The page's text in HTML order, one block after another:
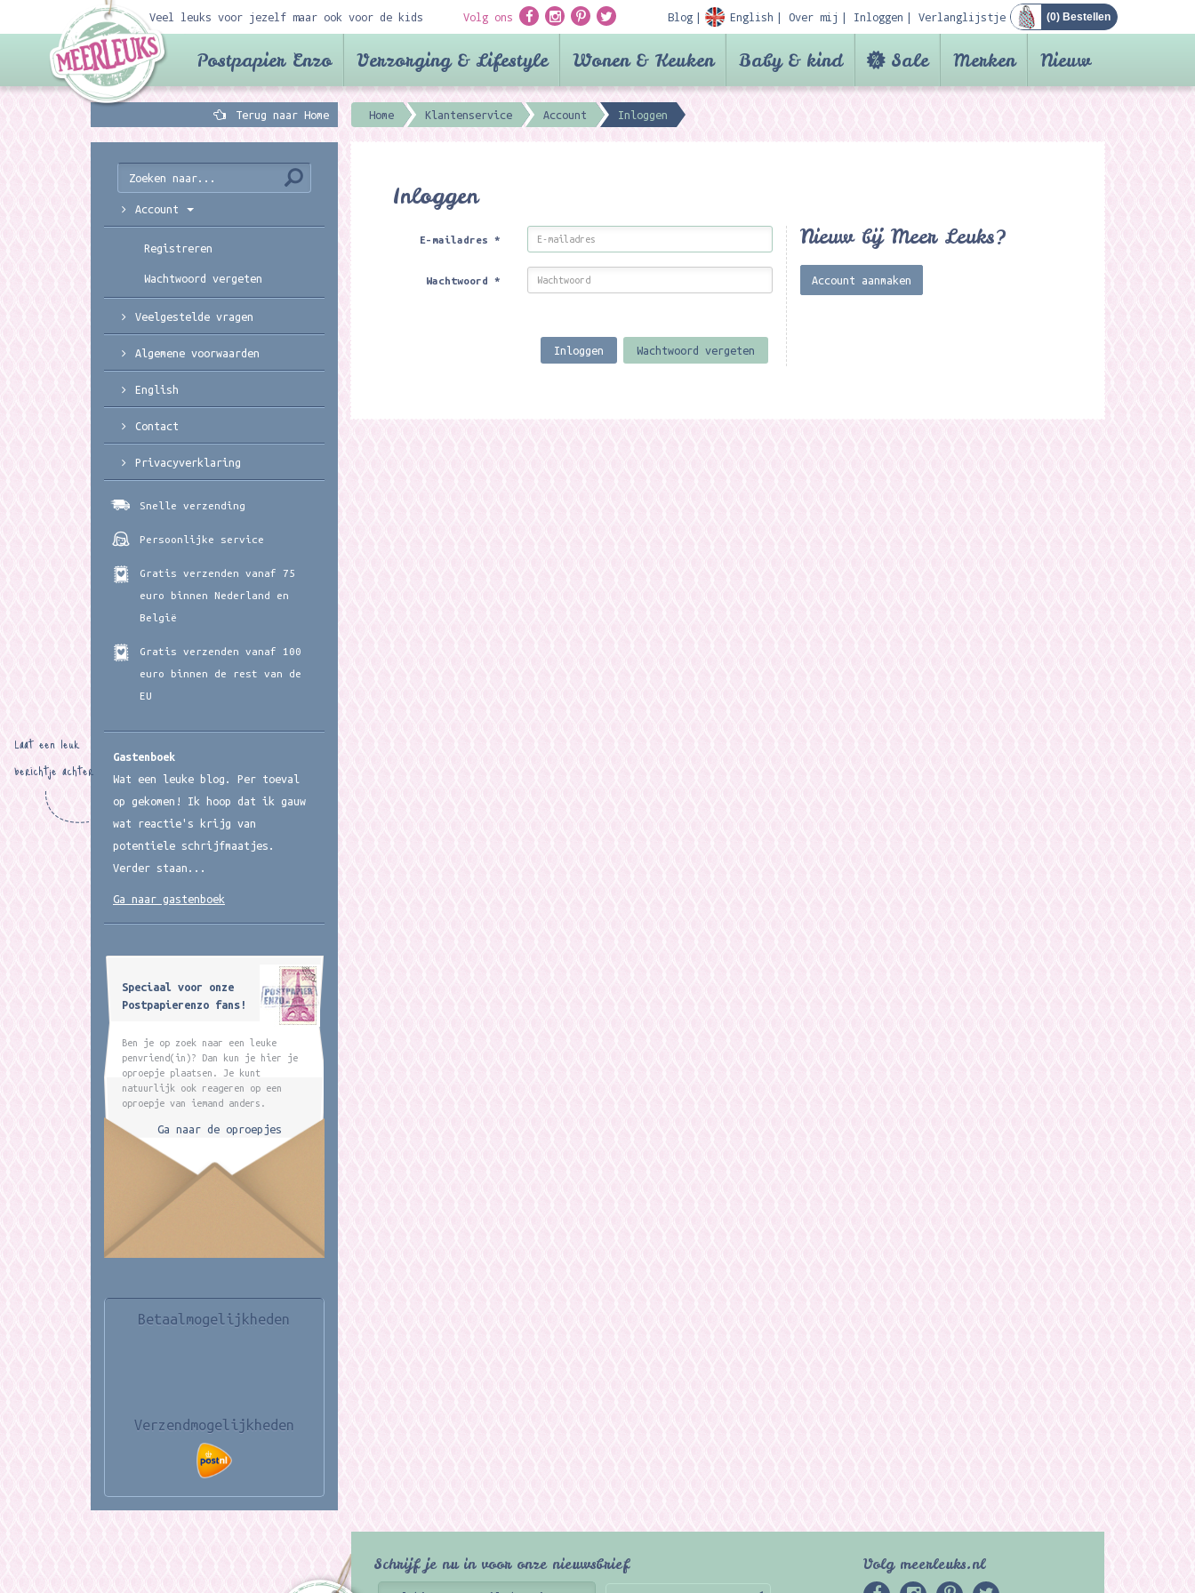
Veel leuks voor jezelf maar ook voor de kids Volg ons Blog English Over mij Inloggen Verlanglijstje (0) Bestellen
Postpapier Enzo Verzorging & Lifestyle Wonen & Keuken Baby & kind Sale Merken Nieuw
Terug naar Home Home Klantenservice Account Inloggen
Inloggen
E-mailadres*
Wachtwoord*
Inloggen Wachtwoord vergeten
Nieuw bij Meer Leuks?
Account aanmaken
Account
Registreren
Wachtwoord vergeten
Veelgestelde vragen
Algemene voorwaarden
English
Contact
Privacyverklaring
Snelle verzending
Persoonlijke service
Gratis verzenden vanaf 75
euro binnen Nederland en
België
Gratis verzenden vanaf 100
euro binnen de rest van de
EU
Gastenboek
Wat een leuke blog. Per toeval
op gekomen! Ik hoop dat ik gauw
wat reactie's krijg van
potentiele schrijfmaatjes.
Verder staan...
Laat een leuk
berichtje achter
Ga naar gastenboek
Speciaal voor onze
Postpapierenzo fans!
Ben je op zoek naar een leuke
penvriend(in)? Dan kun je hier je
oproepje plaatsen. Je kunt
natuurlijk ook reageren op een
oproepje van iemand anders.
Ga naar de oproepjes
Betaalmogelijkheden
Verzendmogelijkheden
Schrijf je nu in voor onze nieuwsbrief Volg meerleuks.nl